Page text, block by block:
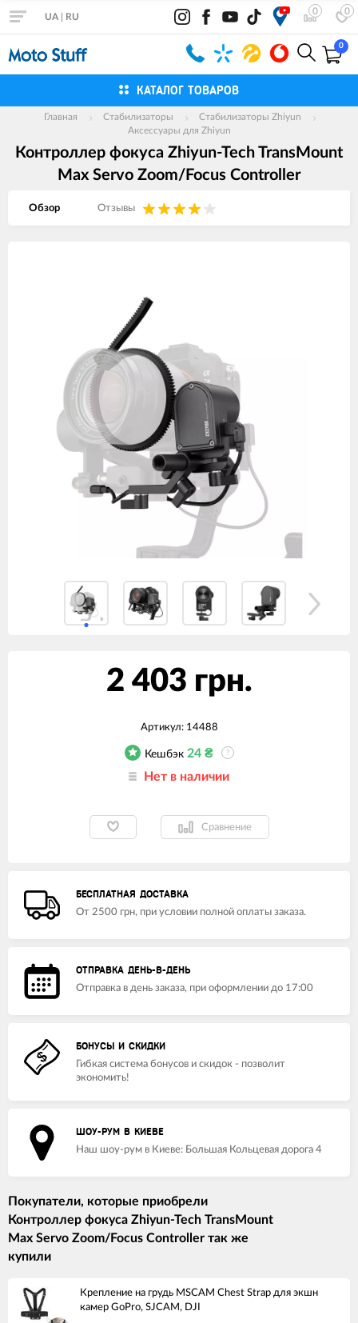
0 0
UA RU
0
КАТАЛОГ ТОВАРОВ
Главная Стабилизаторы
Стабилизаторы Zhiyun
Аксессуары для Zhiyun
Контроллер фокуса Zhiyun-Tech TransMount
Max Servo Zoom/Focus Controller
Обзор Отзывы
2 403 грн.
Артикул: 14488
Кешбэк 24₴ ?
Нет в наличии
Сравнение
БЕСПЛАТНАЯ ДОСТАВКА
От 2500 грн, при условии полной оплаты заказа.
ОТПРАВКА ДЕНЬ-В-ДЕНЬ
Отправка в день заказа, при оформлении до 17:00
БОНУСЫ И СКИДКИ
Гибкая система бонусов и скидок - позволит
экономить!
ШОУ-РУМ В КИЕВЕ
Наш шоу-рум в Киеве: Большая Кольцевая дорога 4
Покупатели, которые приобрели
Контроллер фокуса Zhiyun-Tech TransMount
Max Servo Zoom/Focus Controller так же
купили
Крепление на грудь MSCAM Chest Strap для экшн
камер GoPro, SJCAM, DJI